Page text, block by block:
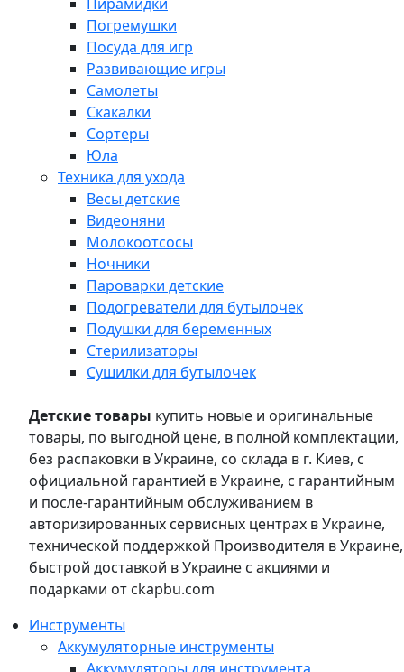
Погремушки
Посуда для игр
Развивающие игры
Самолеты
Скакалки
Сортеры
Юла
Техника для ухода
Весы детские
Видеоняни
Молокоотсосы
Ночники
Пароварки детские
Подогреватели для бутылочек
Подушки для беременных
Стерилизаторы
Сушилки для бутылочек
Детские товары купить новые и оригинальные
товары, по выгодной цене, в полной комплектации,
без распаковки в Украине, со склада в г. Киев, с
официальной гарантией в Украине, с гарантийным
и после-гарантийным обслуживанием в
авторизированных сервисных центрах в Украине,
технической поддержкой Производителя в Украине,
быстрой доставкой в Украине с акциями и
подарками от ckapbu.com
Инструменты
Аккумуляторные инструменты